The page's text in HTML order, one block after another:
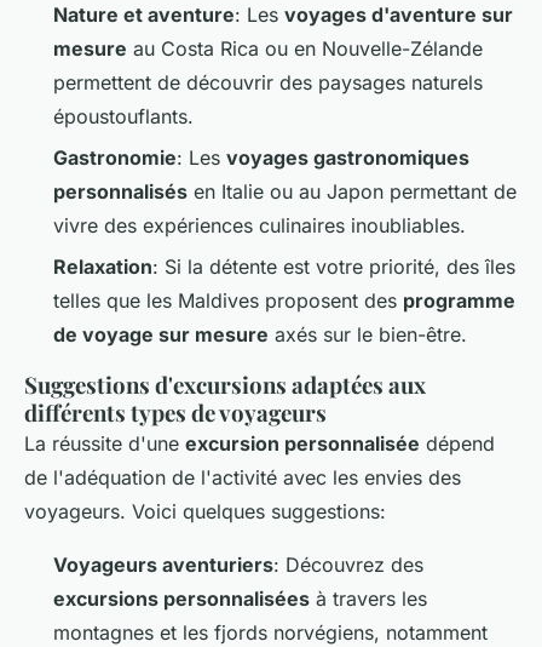
Nature et aventure: Les voyages d'aventure sur
mesure au Costa Rica ou en Nouvelle-Zélande
permettent de découvrir des paysages naturels
époustouflants.
Gastronomie: Les voyages gastronomiques
personnalisés en Italie ou au Japon permettant de
vivre des expériences culinaires inoubliables.
Relaxation: Si la détente est votre priorité, des îles
telles que les Maldives proposent des programme
de voyage sur mesure axés sur le bien-être.
Suggestions d'excursions adaptées aux
différents types de voyageurs
La réussite d'une excursion personnalisée dépend
de l'adéquation de l'activité avec les envies des
voyageurs. Voici quelques suggestions:
Voyageurs aventuriers: Découvrez des
excursions personnalisées à travers les
montagnes et les fjords norvégiens, notamment